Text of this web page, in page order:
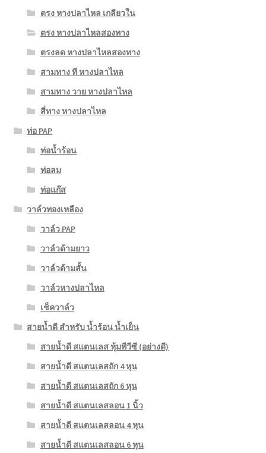
ตรง หางปลาไหล เกลียวใน
ตรง หางปลาไหลสองทาง
ตรงลด หางปลาไหลสองทาง
สามทาง ที หางปลาไหล
สามทาง วาย หางปลาไหล
สี่ทาง หางปลาไหล
ท่อ PAP
ท่อน้ำร้อน
ท่อลม
ท่อแก๊ส
วาล์วทองเหลือง
วาล์ว PAP
วาล์วด้ามยาว
วาล์วด้ามสั้น
วาล์วหางปลาไหล
เช็ควาล์ว
สายน้ำดี สำหรับ น้ำร้อน น้ำเย็น
สายน้ำดี สแตนเลส หุ้มพีวีซี (อย่างดี)
สายน้ำดี สแตนเลสถัก 4 หุน
สายน้ำดี สแตนเลสถัก 6 หุน
สายน้ำดี สแตนเลสลอน 1 นิ้ว
สายน้ำดี สแตนเลสลอน 4 หุน
สายน้ำดี สแตนเลสลอน 6 หุน